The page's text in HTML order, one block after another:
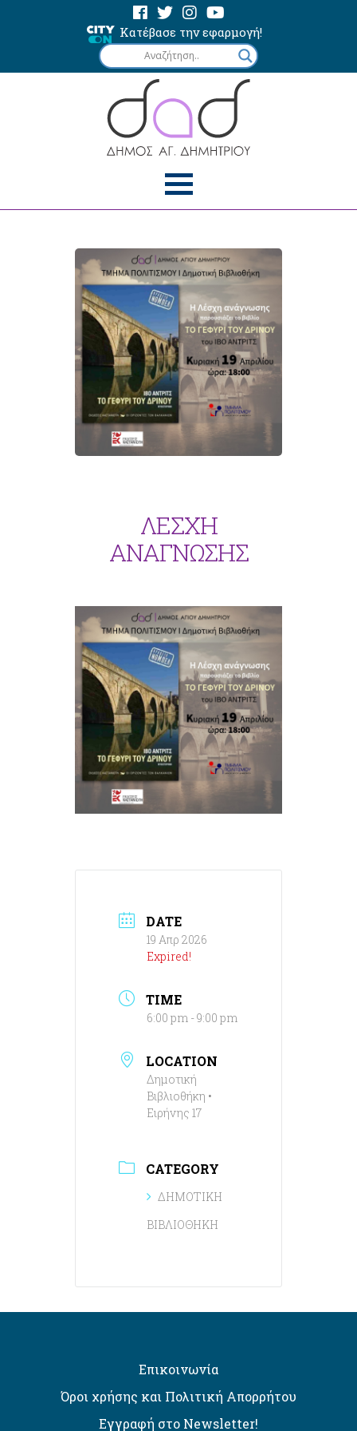
Κατέβασε την εφαρμογή!
ΛΕΣΧΗ
ΑΝΑΓΝΩΣΗΣ
DATE
19 Απρ 2026
Expired!
TIME
6:00 pm - 9:00 pm
LOCATION
Δημοτική
Βιβλιοθήκη •
Ειρήνης 17
CATEGORY
ΔΗΜΟΤΙΚΗ
ΒΙΒΛΙΟΘΗΚΗ
Επικοινωνία
Όροι χρήσης και Πολιτική Απορρήτου
Εγγραφή στο Newsletter!